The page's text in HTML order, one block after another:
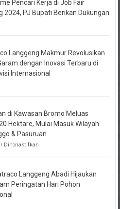
Kekosongan
Jabatan
Pencari Kerja di Job Fair
2024, PJ Bupati Berikan Dukungan
Langgeng Makmur Revolusikan
dengan Inovasi Terbaru di
Internasional
di Kawasan Bromo Meluas
Hektare, Mulai Masuk Wilayah
& Pasuruan
Dinonaktifkanpada
di
Bromo
Meluas
hingga
Langgeng Abadi Hijaukan
Peringatan Hari Pohon